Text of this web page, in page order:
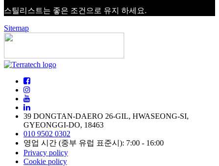
스틸리스트는 좋은 조건으로 유지 하세요.
Sitemap
39 DONGTAN-DAERO 26-GIL, HWASEONG-SI,
GYEONGGI-DO, 18463
010 9502 0302
영업 시간 (중부 유럽 표준시): 7:00 - 16:00
Privacy policy
Cookie policy